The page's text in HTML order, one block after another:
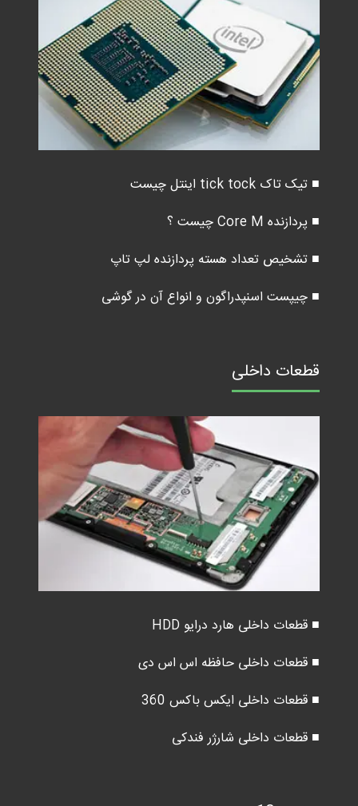
■ تیک تاک tick tock اینتل چیست
■ پردازنده Core M چیست ؟
■ تشخیص تعداد هسته پردازنده لپ تاپ
■ چیپست اسنپدراگون و انواع آن در گوشی
قطعات داخلی
■ قطعات داخلی هارد درایو HDD
■ قطعات داخلی حافظه اس اس دی
■ قطعات داخلی ایکس باکس 360
■ قطعات داخلی شارژر فندکی